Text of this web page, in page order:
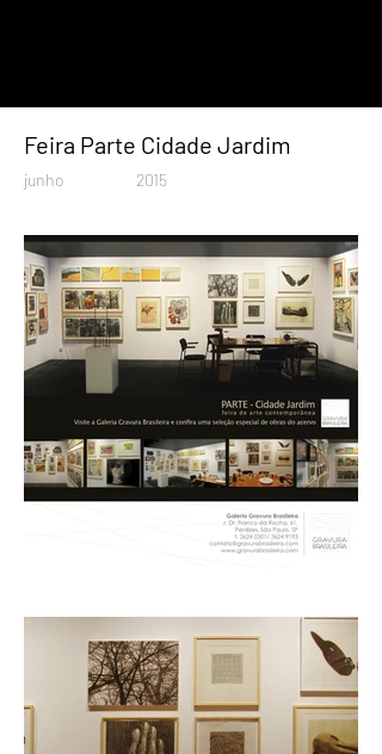
Feira Parte Cidade Jardim
junho 2015